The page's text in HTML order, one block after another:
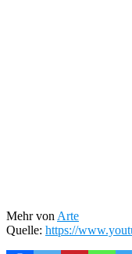
Mehr von Arte
Quelle: https://